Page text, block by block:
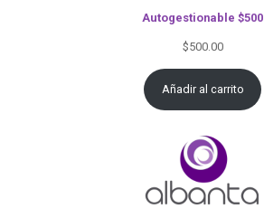
Autogestionable $500
$500.00
Añadir al carrito